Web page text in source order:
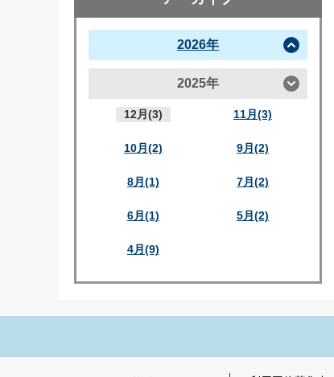
2026年
2025年
12月(3) 11月(3)
10月(2) 9月(2)
8月(1) 7月(2)
6月(1) 5月(2)
4月(9)